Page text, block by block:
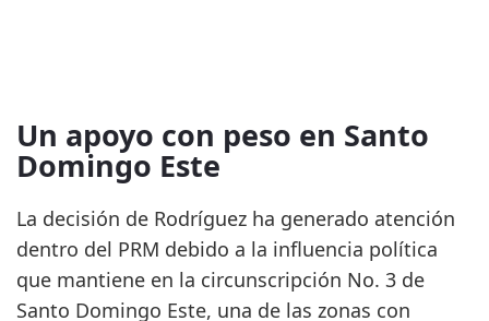
Un apoyo con peso en Santo
Domingo Este
La decisión de Rodríguez ha generado atención
dentro del PRM debido a la influencia política
que mantiene en la circunscripción No. 3 de
Santo Domingo Este, una de las zonas con